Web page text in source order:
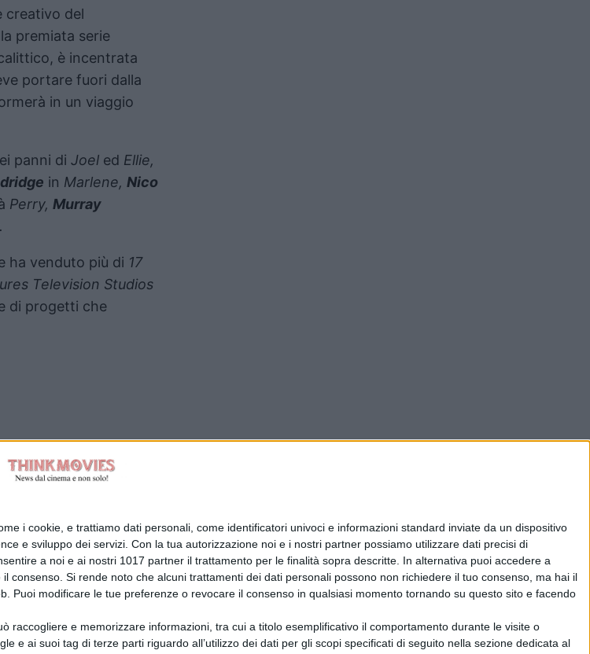
i cookie, e trattiamo dati personali, come identificatori univoci e informazioni standard inviate da un dispositivo
e sviluppo dei servizi. Con la tua autorizzazione noi e i nostri partner possiamo utilizzare dati precisi di
a noi e ai nostri 1017 partner il trattamento per le finalità sopra descritte. In alternativa puoi accedere a
consenso. Si rende noto che alcuni trattamenti dei dati personali possono non richiedere il tuo consenso, ma hai il
modificare le tue preferenze o revocare il consenso in qualsiasi momento tornando su questo sito e facendo
raccogliere e memorizzare informazioni, tra cui a titolo esemplificativo il comportamento durante le visite o
e ai suoi tag di terze parti riguardo all’utilizzo dei dati per gli scopi specificati di seguito nella sezione dedicata al
creativo del
premiata serie
è incentrata
portare fuori dalla
in un viaggio
panni di Joel ed Ellie,
in Marlene, Nico
Perry, Murray
ha venduto più di 17
Television Studios
di progetti che
Disclaimer